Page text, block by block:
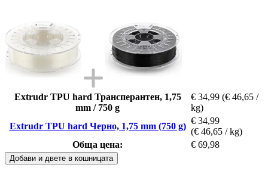
Extrudr TPU hard Трансперантен, 1,75
mm / 750 g
€ 34,99 (€ 46,65 /
kg)
Extrudr TPU hard Черно, 1,75 mm (750 g)
€ 34,99
(€ 46,65 / kg)
Обща цена:
€ 69,98
Добави и двете в кошницата